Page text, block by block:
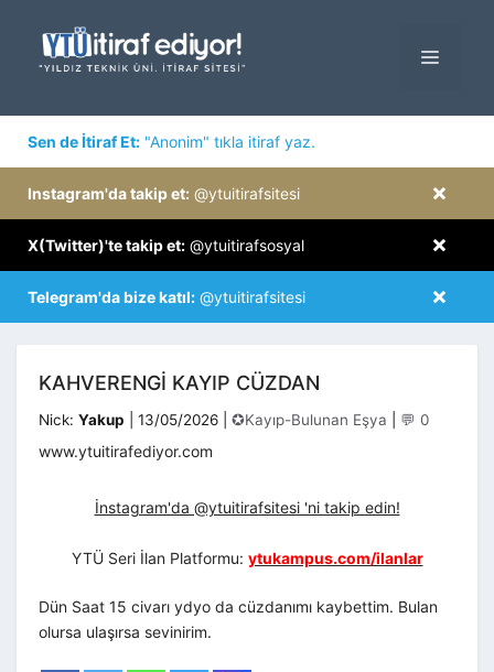
MENÜ
Sen de İtiraf Et: "Anonim" tıkla itiraf yaz.
×
Instagram'da takip et: @ytuitirafsitesi
×
X(Twitter)'te takip et: @ytuitirafsosyal
×
Telegram'da bize katıl: @ytuitirafsitesi
KAHVERENGI KAYIP CÜZDAN
Nick: Yakup 13/05/2026 Kategoriler
✪Kayıp-Bulunan Eşya 💬 0
www.ytuitirafediyor.com
İnstagram'da @ytuitirafsitesi 'ni takip edin!
YTÜ Seri İlan Platformu: ytukampus.com/ilanlar
Dün Saat 15 civarı ydyo da cüzdanımı kaybettim. Bulan
olursa ulaşırsa sevinirim.